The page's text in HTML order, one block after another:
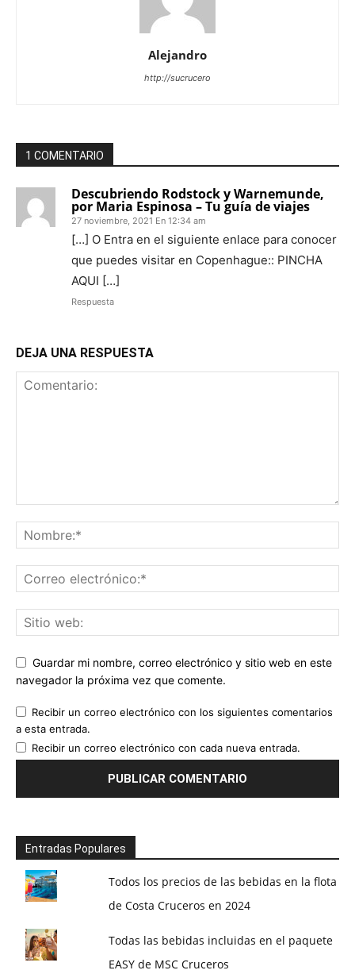
Alejandro
http://sucrucero
1 COMENTARIO
Descubriendo Rodstock y Warnemunde,
por Maria Espinosa – Tu guía de viajes
27 noviembre, 2021 En 12:34 am
[…] Ο Entra en el siguiente enlace para conocer
que puedes visitar en Copenhague:: PINCHA
AQUI […]
Respuesta
DEJA UNA RESPUESTA
Guardar mi nombre, correo electrónico y sitio web en este
navegador la próxima vez que comente.
Recibir un correo electrónico con los siguientes comentarios
a esta entrada.
Recibir un correo electrónico con cada nueva entrada.
Entradas Populares
Todos los precios de las bebidas en la flota
de Costa Cruceros en 2024
Todas las bebidas incluidas en el paquete
EASY de MSC Cruceros